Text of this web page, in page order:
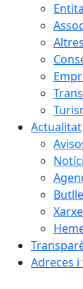
Actualitat
Adreces